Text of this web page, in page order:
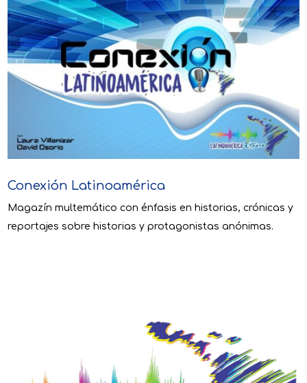
Conexión Latinoamérica
Magazín multemático con énfasis en historias, crónicas y
reportajes sobre historias y protagonistas anónimas.